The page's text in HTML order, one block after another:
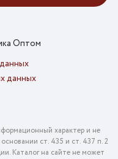
Оптом
данных
характер и не
ст. 435 и ст. 437 п. 2
Каталог на сайте не может